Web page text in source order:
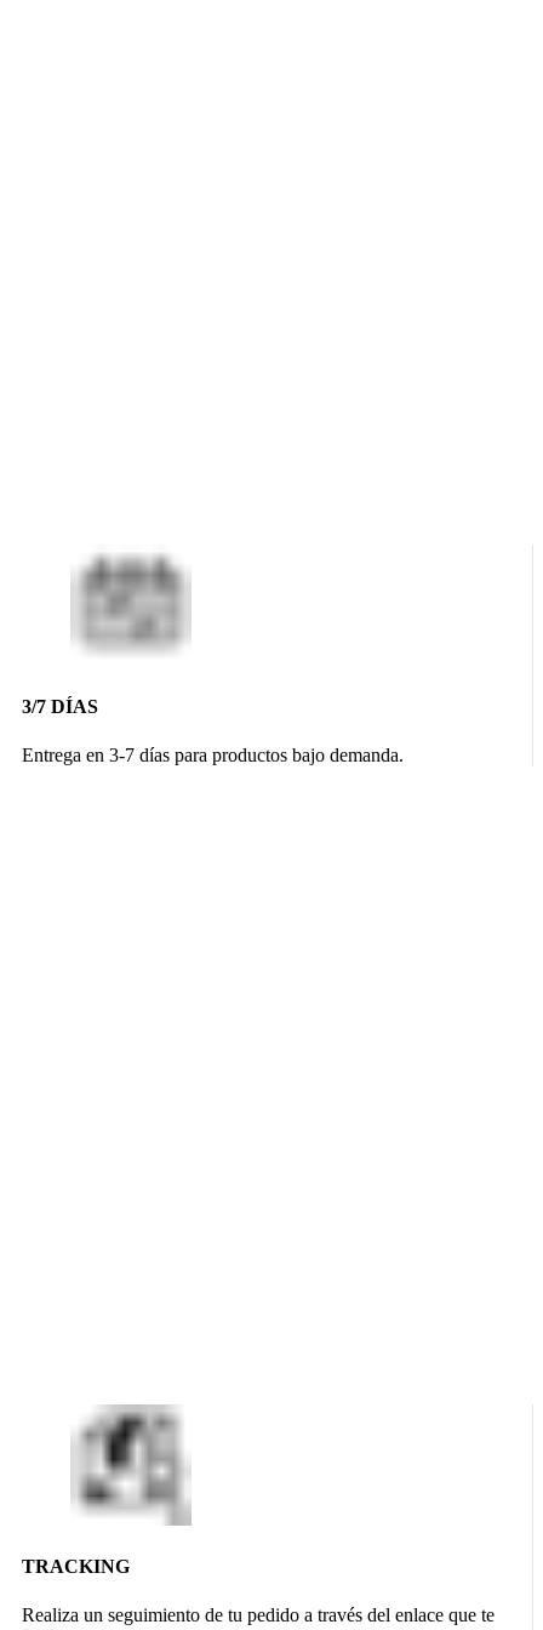
3/7 DÍAS
Entrega en 3-7 días para productos bajo demanda.
TRACKING
Realiza un seguimiento de tu pedido a través del enlace que te